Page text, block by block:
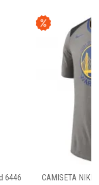
6446
CAMISETA NIKE